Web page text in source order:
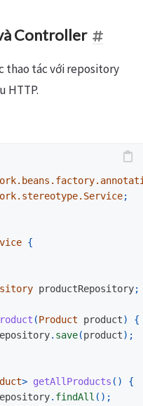
Controller
thao tác với repository
HTTP.
;
{
productRepository;
(Product product)
{
. save(product);
> getAllProducts ()
{
. findAll ();